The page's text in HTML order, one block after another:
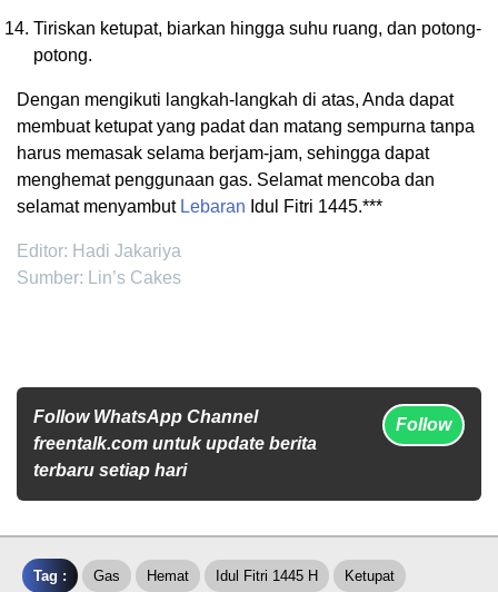
Tiriskan ketupat, biarkan hingga suhu ruang, dan potong-
potong.
Dengan mengikuti langkah-langkah di atas, Anda dapat
membuat ketupat yang padat dan matang sempurna tanpa
harus memasak selama berjam-jam, sehingga dapat
menghemat penggunaan gas. Selamat mencoba dan
selamat menyambut Lebaran Idul Fitri 1445.***
Editor: Hadi Jakariya
Sumber: Lin’s Cakes
Follow WhatsApp Channel
freentalk.com untuk update berita
terbaru setiap hari
Follow
Tag : Gas Hemat Idul Fitri 1445 H Ketupat